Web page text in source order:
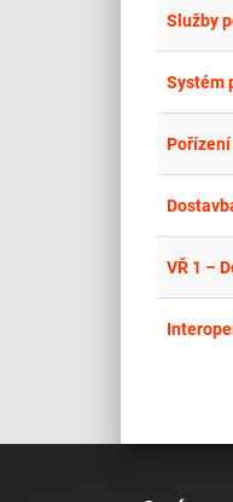
Služby
Systém
Pořízení